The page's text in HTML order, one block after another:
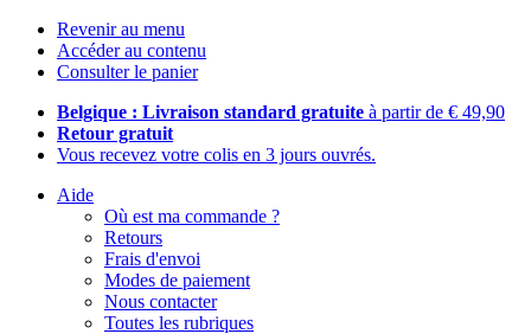
Revenir au menu
Accéder au contenu
Consulter le panier
Belgique : Livraison standard gratuite à partir de € 49,90
Retour gratuit
Vous recevez votre colis en 3 jours ouvrés.
Aide
Où est ma commande ?
Retours
Frais d'envoi
Modes de paiement
Nous contacter
Toutes les rubriques